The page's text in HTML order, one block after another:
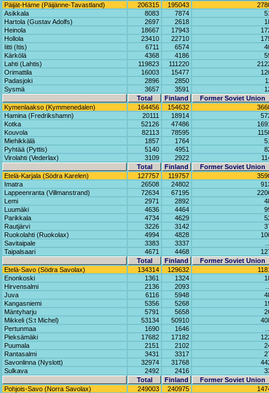
Päijät-Häme (Päijänne-Tavastland)
206315 195043
Asikkala
8083 7874
Hartola (Gustav Adolfs)
2697 2618
Heinola
18667 17943
Hollola
23410 22710
Iitti (Itis)
6711 6574
Kärkölä
4368 4186
Lahti (Lahtis)
119823 111220
Orimattila
16003 15477
Padasjoki
2896 2850
Sysmä
3657 3591
Total
Finland
Former Soviet Union
Kymenlaakso (Kymmenedalen)
164456 154632
Hamina (Fredrikshamn)
20111 18914
Kotka
52126 47486
Kouvola
82113 78595
Miehikkälä
1857 1764
Pyhtää (Pyttis)
5140 4951
Virolahti (Vederlax)
3109 2922
Total
Finland
Former Soviet Union
Etelä-Karjala (Södra Karelen)
127757 119757
Imatra
26508 24802
Lappeenranta (Villmanstrand)
72634 67195
Lemi
2971 2892
Luumäki
4636 4464
Parikkala
4734 4629
Rautjärvi
3226 3142
Ruokolahti (Ruokolax)
4994 4828
Savitaipale
3383 3337
Taipalsaari
4671 4468
Total
Finland
Former Soviet Union
Etelä-Savo (Södra Savolax)
134314 129632
Enonkoski
1361 1324
Hirvensalmi
2136 2093
Juva
6116 5948
Kangasniemi
5356 5268
Mäntyharju
5791 5658
Mikkeli (S:t Michel)
53134 50910
Pertunmaa
1690 1646
Pieksämäki
17682 17182
Puumala
2151 2102
Rantasalmi
3431 3317
Savonlinna (Nyslott)
32974 31768
Sulkava
2492 2416
Total
Finland
Former Soviet Union
Pohjois-Savo (Norra Savolax)
249003 240975